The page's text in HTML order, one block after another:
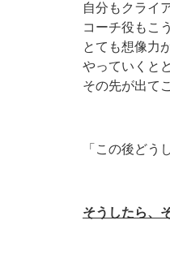
自分もクライ
コーチ役もこ
とても想像力
やっていくと
その先が出て
「この後どう
そうしたら、